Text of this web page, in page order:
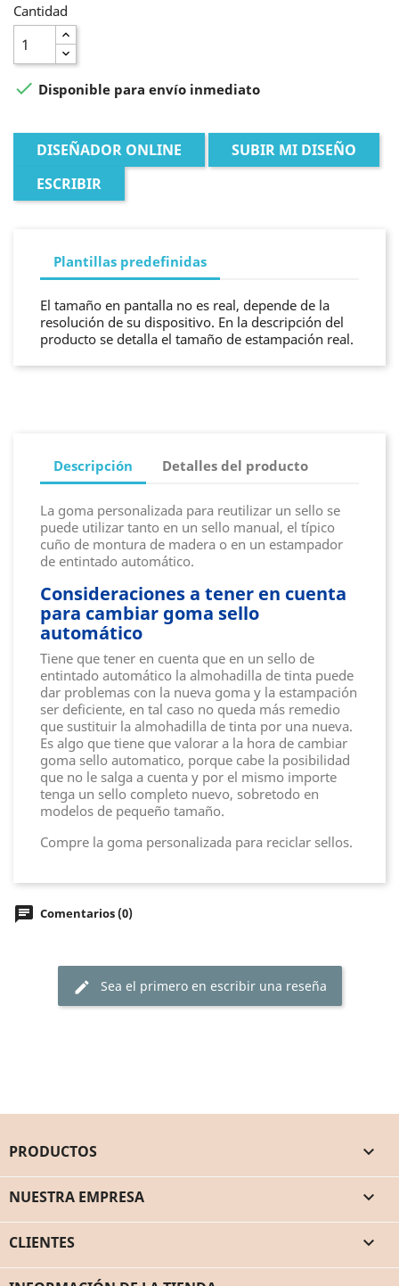
Cantidad
 Disponible para envío inmediato
DISEÑADOR ONLINE
SUBIR MI DISEÑO
ESCRIBIR
Plantillas predefinidas
El tamaño en pantalla no es real, depende de la
resolución de su dispositivo. En la descripción del
producto se detalla el tamaño de estampación real.
Descripción Detalles del producto
La goma personalizada para reutilizar un sello se
puede utilizar tanto en un sello manual, el típico
cuño de montura de madera o en un estampador
de entintado automático.
Consideraciones a tener en cuenta
para cambiar goma sello
automático
Tiene que tener en cuenta que en un sello de
entintado automático la almohadilla de tinta puede
dar problemas con la nueva goma y la estampación
ser deficiente, en tal caso no queda más remedio
que sustituir la almohadilla de tinta por una nueva.
Es algo que tiene que valorar a la hora de cambiar
goma sello automatico, porque cabe la posibilidad
que no le salga a cuenta y por el mismo importe
tenga un sello completo nuevo, sobretodo en
modelos de pequeño tamaño.
Compre la goma personalizada para reciclar sellos.
chat Comentarios (0)
edit Sea el primero en escribir una reseña
PRODUCTOS 
NUESTRA EMPRESA 
CLIENTES 